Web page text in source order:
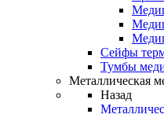
Сейфы
Тумбы
Металлическая
Назад